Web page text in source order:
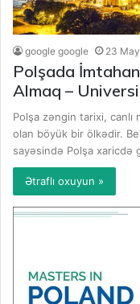
google google 23
Polşada
Almaq –
Polşa zəngin tarixi, canlı
olan böyük bir ölkədir.
sayəsində Polşa xaricdə
Ətraflı oxuyun »